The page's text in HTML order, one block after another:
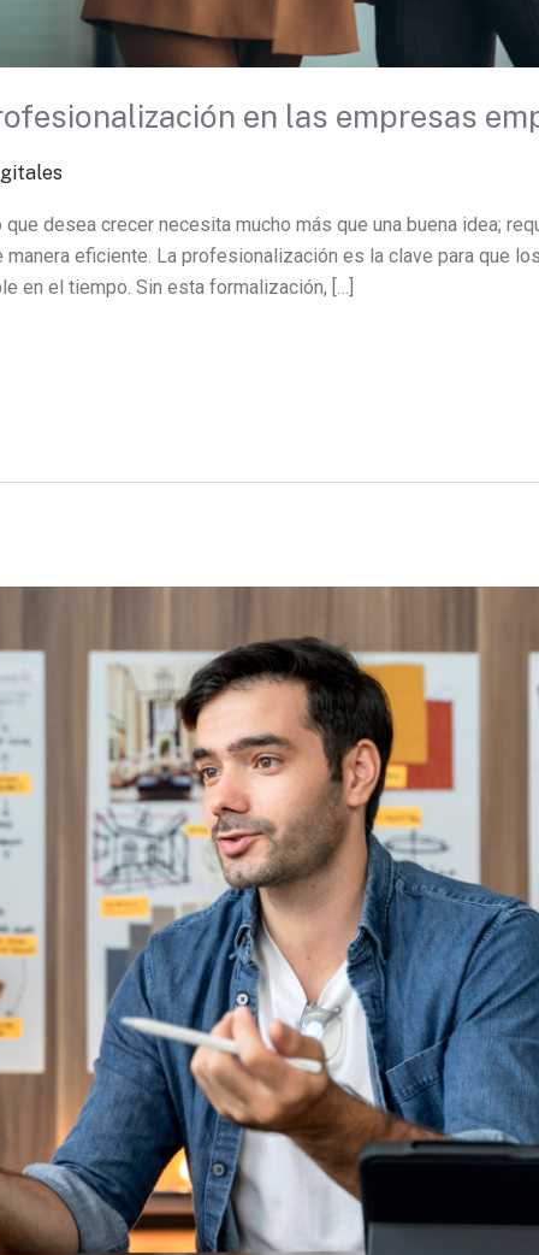
en las empresas
que desea crecer necesita mucho más que una buena idea;
eficiente. La profesionalización es la clave para que
en el tiempo. Sin esta formalización, […]